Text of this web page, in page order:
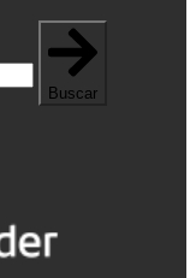
Buscar